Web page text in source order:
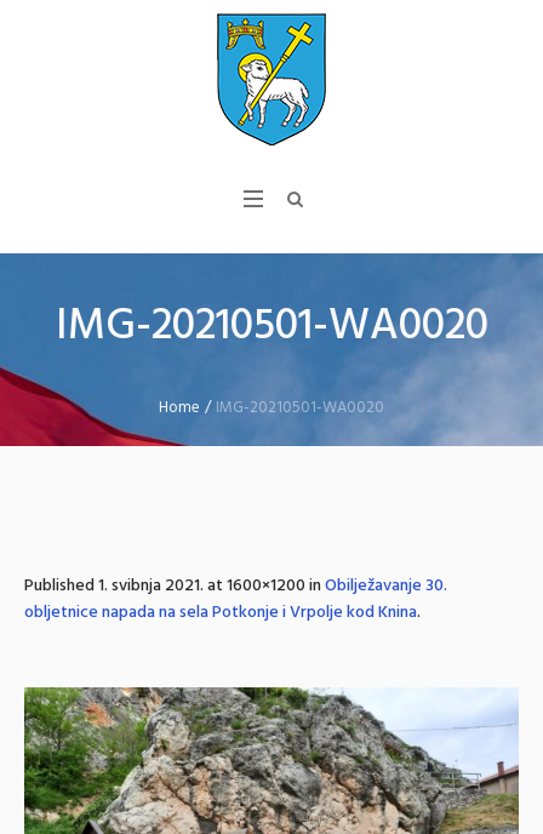
IMG-20210501-WA0020
Home /IMG-20210501-WA0020
Published1. svibnja 2021.at 1600×1200 inObilježavanje 30.
obljetnice napada na sela Potkonje i Vrpolje kod Knina.